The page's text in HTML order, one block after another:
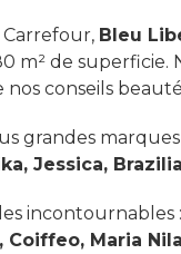
Bleu
m² de
conseils
grandes marques
Jessica,
incontournables :
Coiffeo, Maria